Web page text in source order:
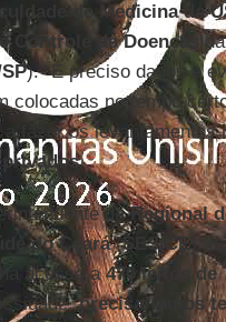
de Medicina da
Controle de Doenças
). “É preciso dados e
colocadas no tempo
fazer os
.
daRegional
do Ceará(SES/CE),
acesso a470 leitos de
precisaríamos